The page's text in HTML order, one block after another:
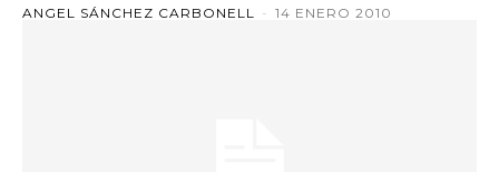
ANGEL SÁNCHEZ CARBONELL - 14 ENERO 2010